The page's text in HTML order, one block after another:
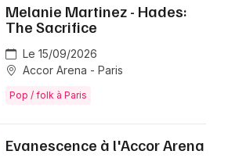
Melanie Martinez - Hades:
The Sacrifice
Le 15/09/2026
Accor Arena - Paris
Pop / folk à Paris
Evanescence à l'Accor Arena